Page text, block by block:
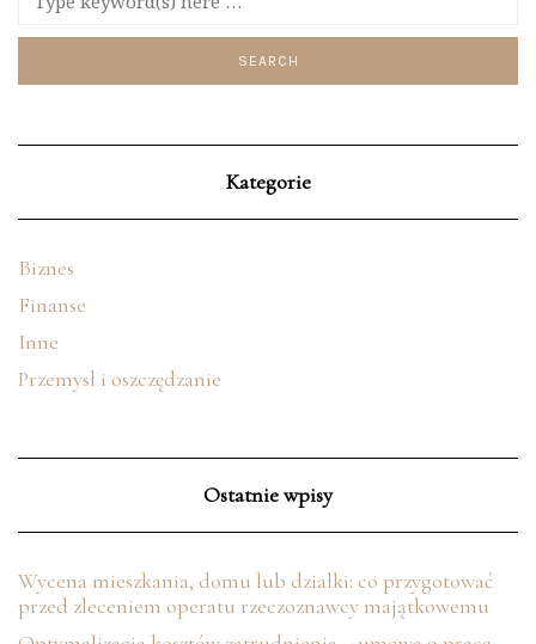
Kategorie
Biznes
Finanse
Inne
Przemysł i oszczędzanie
Ostatnie wpisy
Wycena mieszkania, domu lub działki: co przygotować
przed zleceniem operatu rzeczoznawcy majątkowemu